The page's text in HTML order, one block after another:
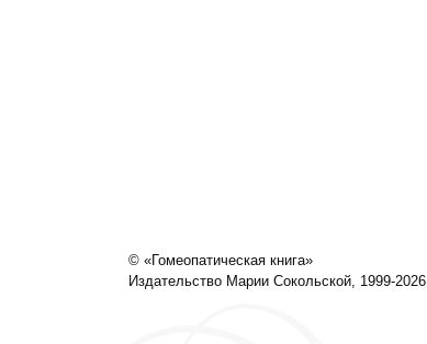
© «Гомеопатическая книга»
Издательство Марии Сокольской, 1999-2026